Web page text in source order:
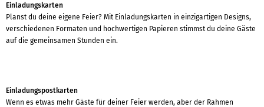
Einladungskarten
Planst du deine eigene Feier? Mit Einladungskarten in einzigartigen Designs,
verschiedenen Formaten und hochwertigen Papieren stimmst du deine Gäste
auf die gemeinsamen Stunden ein.
Einladungspostkarten
Wenn es etwas mehr Gäste für deiner Feier werden, aber der Rahmen